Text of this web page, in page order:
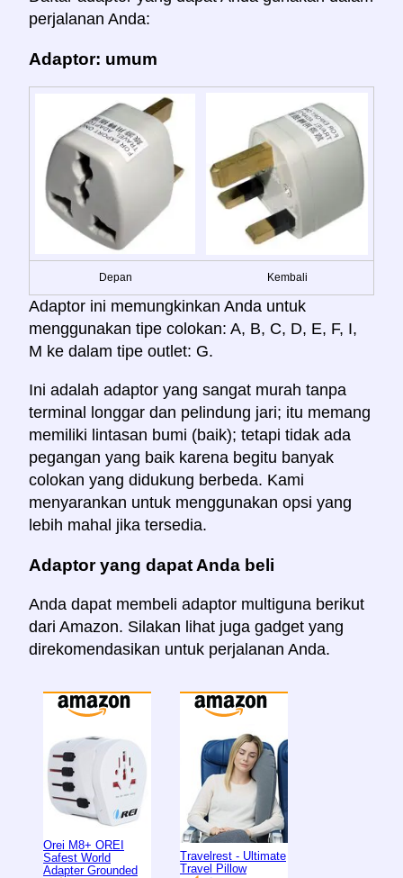
perjalanan Anda:
Adaptor: umum
Depan Kembali
Adaptor ini memungkinkan Anda untuk
menggunakan tipe colokan: A, B, C, D, E, F, I,
M ke dalam tipe outlet: G.
Ini adalah adaptor yang sangat murah tanpa
terminal longgar dan pelindung jari; itu memang
memiliki lintasan bumi (baik); tetapi tidak ada
pegangan yang baik karena begitu banyak
colokan yang didukung berbeda. Kami
menyarankan untuk menggunakan opsi yang
lebih mahal jika tersedia.
Adaptor yang dapat Anda beli
Anda dapat membeli adaptor multiguna berikut
dari Amazon. Silakan lihat juga gadget yang
direkomendasikan untuk perjalanan Anda.
Orei M8+ OREI
Safest World
Adapter Grounded
Travelrest - Ultimate
Travel Pillow